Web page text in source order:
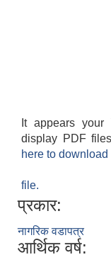
It appears
display PDF
here to
file.
प्रकार:
नागरिक वडापत्र
आर्थिक वर्ष: